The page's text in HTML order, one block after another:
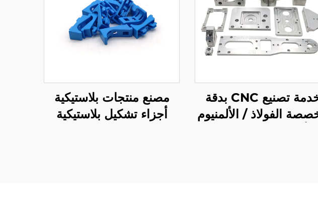
خدمة تصنيع CNC بدقة
الفولاذ / الألمنيوم
مصنع منتجات بلاستيكية
أجزاء تشكيل بلاستيكية